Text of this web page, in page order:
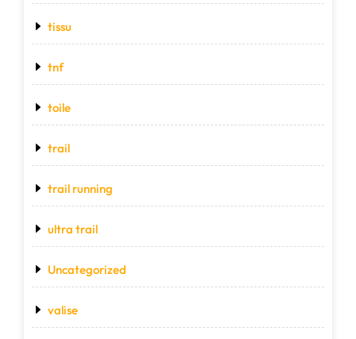
tissu
tnf
toile
trail
trail running
ultra trail
Uncategorized
valise